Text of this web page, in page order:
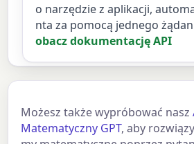
o narzędzie z aplikacji,
nta za pomocą jednego
obacz dokumentację API
Możesz także wypróbować nasz
Matematyczny GPT, aby